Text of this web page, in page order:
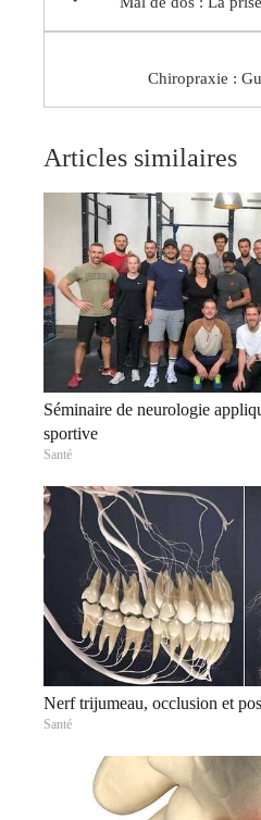
Chiropraxie :
Articles similaires
Séminaire de neurologie
sportive
Santé
Nerf trijumeau, occlusion et
Santé